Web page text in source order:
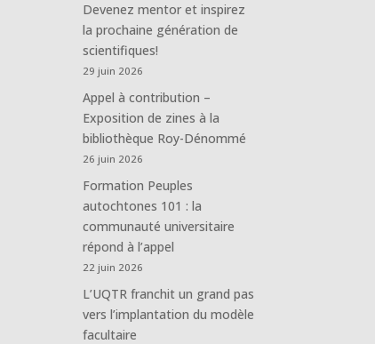
Devenez mentor et inspirez
la prochaine génération de
scientifiques!
29 juin 2026
Appel à contribution –
Exposition de zines à la
bibliothèque Roy-Dénommé
26 juin 2026
Formation Peuples
autochtones 101 : la
communauté universitaire
répond à l’appel
22 juin 2026
L’UQTR franchit un grand pas
vers l’implantation du modèle
facultaire